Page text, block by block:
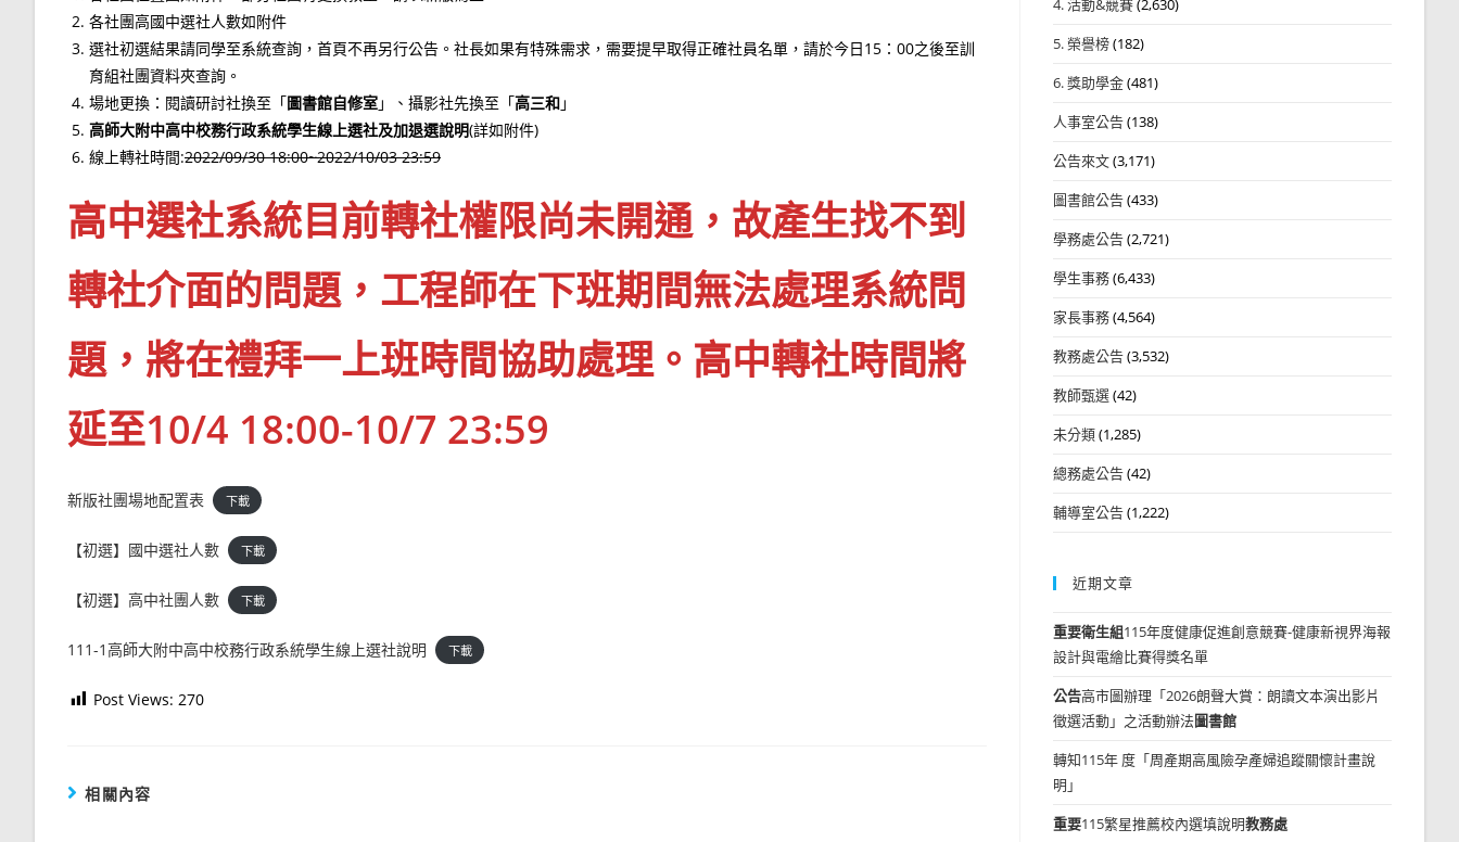
各社團高國中選社人數如附件
選社初選結果請同學至系統查詢，首頁不再另行公告。社長如果有特殊需求，需要提早取得正確社員名單，請於今日15：00之後至訓
育組社團資料夾查詢。
場地更換：閱讀研討社換至「圖書館自修室」、攝影社先換至「高三和」
高師大附中高中校務行政系統學生線上選社及加退選說明(詳如附件)
線上轉社時間:2022/09/30 18:00~2022/10/03 23:59
高中選社系統目前轉社權限尚未開通，故產生找不到
轉社介面的問題，工程師在下班期間無法處理系統問
題，將在禮拜一上班時間協助處理。高中轉社時間將
延至10/4 18:00-10/7 23:59
新版社團場地配置表 下載
【初選】國中選社人數 下載
【初選】高中社團人數 下載
111-1高師大附中高中校務行政系統學生線上選社說明 下載
Post Views: 270
相關內容
4. 活動&競賽(2,630)
5. 榮譽榜(182)
6. 獎助學金(481)
人事室公告(138)
公告來文(3,171)
圖書館公告(433)
學務處公告(2,721)
學生事務(6,433)
家長事務(4,564)
教務處公告(3,532)
教師甄選(42)
未分類(1,285)
總務處公告(42)
輔導室公告(1,222)
近期文章
重要衛生組115年度健康促進創意競賽-健康新視界海報
設計與電繪比賽得獎名單
公告高市圖辦理「2026朗聲大賞：朗讀文本演出影片
徵選活動」之活動辦法圖書館
轉知115年 度「周產期高風險孕產婦追蹤關懷計畫說
明」
重要115繁星推薦校內選填說明教務處